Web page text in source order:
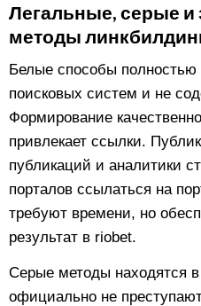
Легальные, серые
методы
Белые способы полностью
поисковых систем и не
Формирование
привлекает ссылки.
публикаций и аналитики
порталов ссылаться на
требуют времени, но
результат в riobet.
Серые методы находятся
официально не